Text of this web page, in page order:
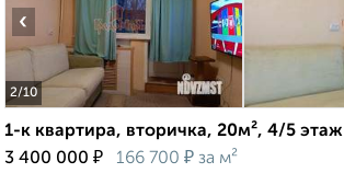
2/10
‹
1-к квартира, вторичка, 20м², 4/5 этаж
3 400 000 ₽ 166 700 ₽ за м²